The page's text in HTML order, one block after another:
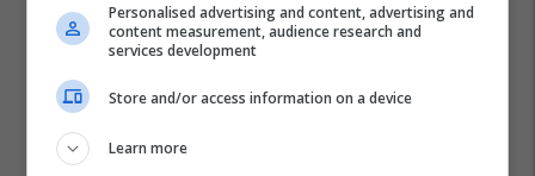
Personalised advertising and content, advertising and
content measurement, audience research and
services development
Store and/or access information on a device
Learn more